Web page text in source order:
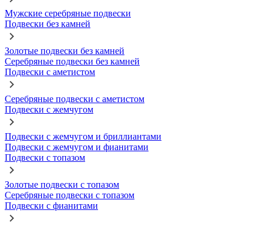
Мужские серебряные подвески
Подвески без камней
Золотые подвески без камней
Серебряные подвески без камней
Подвески с аметистом
Серебряные подвески с аметистом
Подвески с жемчугом
Подвески с жемчугом и бриллиантами
Подвески с жемчугом и фианитами
Подвески с топазом
Золотые подвески с топазом
Серебряные подвески с топазом
Подвески с фианитами